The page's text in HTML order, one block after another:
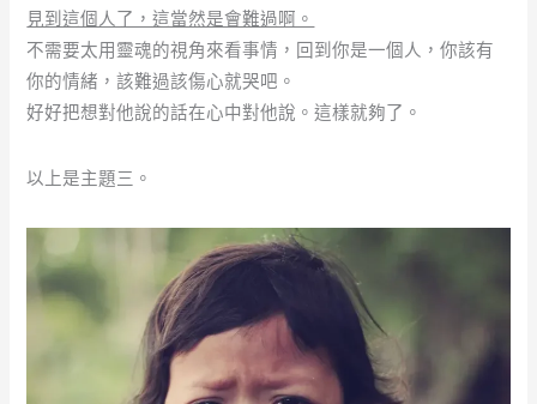
見到這個人了，這當然是會難過啊。
不需要太用靈魂的視角來看事情，回到你是一個人，你該有
你的情緒，該難過該傷心就哭吧。
好好把想對他說的話在心中對他說。這樣就夠了。
以上是主題三。